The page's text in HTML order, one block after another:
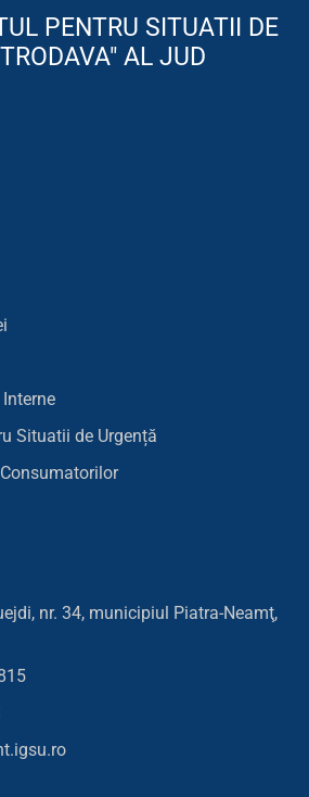
PENTRU SITUATII DE
AL JUD
Situatii de Urgență
nr. 34, municipiul Piatra-Neamţ,